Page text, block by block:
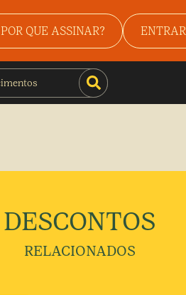
POR QUE ASSINAR? ENTRAR
DESCONTOS
RELACIONADOS